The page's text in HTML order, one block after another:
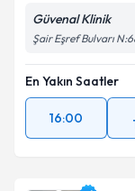
Güvenal Klinik
Şair Eşref Bulvarı
En Yakın Saatler
16:00